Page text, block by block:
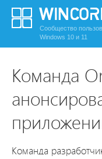
Сообщество
Windows 10 и 11
Команда
Команда